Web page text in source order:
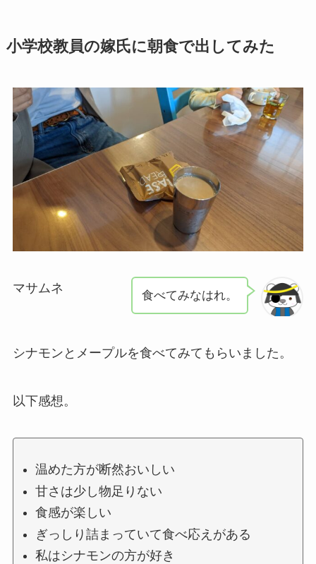
小学校教員の嫁氏に朝食で出してみた
マサムネ
食べてみなはれ。
シナモンとメープルを食べてみてもらいました。
以下感想。
温めた方が断然おいしい
甘さは少し物足りない
食感が楽しい
ぎっしり詰まっていて食べ応えがある
私はシナモンの方が好き